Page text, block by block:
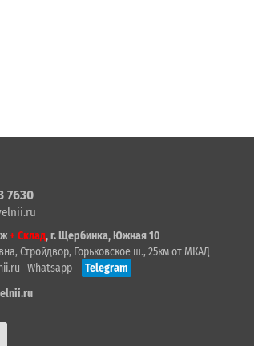
7630
+ Склад, г. Щербинка, Южная 10
Стройдвор, Горьковское ш., 25км от МКАД
Whatsapp
Telegram